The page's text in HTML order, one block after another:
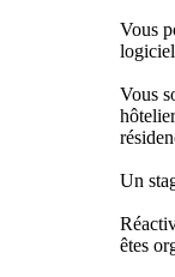
Vous
Vous
Un
êtes